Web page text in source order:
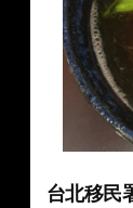
台北移民